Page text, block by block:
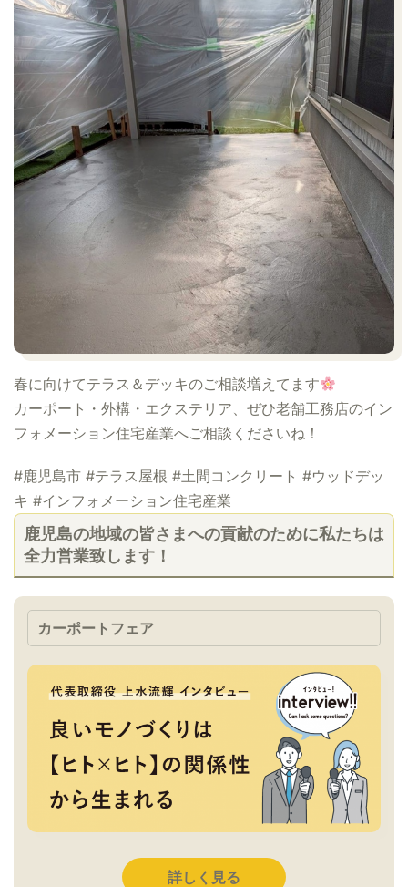
春に向けてテラス＆デッキのご相談増えてます
カーポート・外構・エクステリア、ぜひ老舗工務店のイン
フォメーション住宅産業へご相談くださいね！
#鹿児島市 #テラス屋根 #土間コンクリート #ウッドデッ
キ #インフォメーション住宅産業
鹿児島の地域の皆さまへの貢献のために私たちは
全力営業致します！
カーポートフェア
詳しく見る